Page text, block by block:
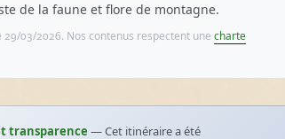
de la faune et flore de montagne.
03/2026. Nos contenus respectent une charte
transparence — Cet itinéraire a été